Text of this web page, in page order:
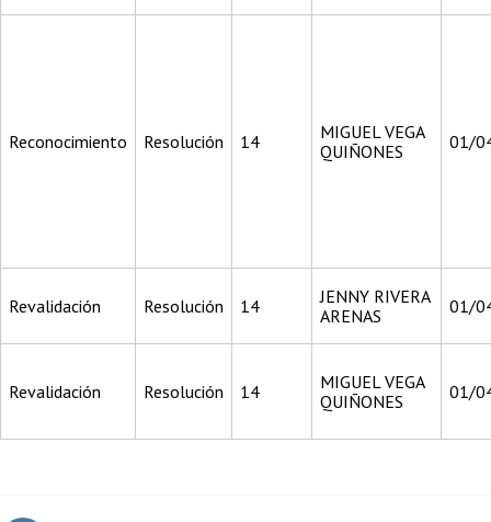
Reconocimiento Resolución 14
MIGUEL VEGA
QUIÑONES
01/
Revalidación Resolución 14
JENNY RIVERA
ARENAS
01/
Revalidación Resolución 14
MIGUEL VEGA
QUIÑONES
01/